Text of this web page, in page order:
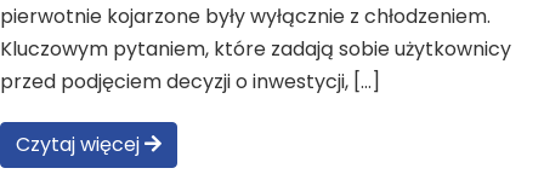
pierwotnie kojarzone były wyłącznie z chłodzeniem.
Kluczowym pytaniem, które zadają sobie użytkownicy
przed podjęciem decyzji o inwestycji, […]
Czytaj więcej